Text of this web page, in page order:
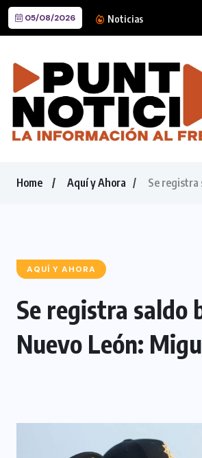
05/08/2026 Noticias
Home Aquí y Ahora Se registra
AQUÍ Y AHORA
Se registra saldo
Nuevo León: